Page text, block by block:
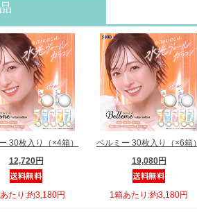
30枚入り（×4箱）
12,720円
たり:約3,180円
ベルミー 30枚入り（×6箱）
19,080円
1箱あたり:約3,180円